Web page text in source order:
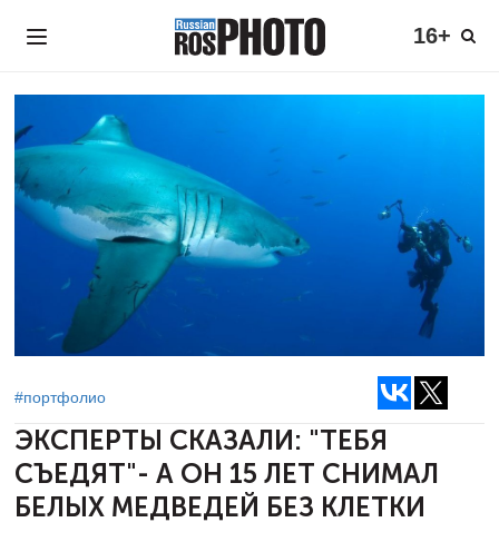
16+
#портфолио
ЭКСПЕРТЫ СКАЗАЛИ: "ТЕБЯ
СЪЕДЯТ"- А ОН 15 ЛЕТ СНИМАЛ
БЕЛЫХ МЕДВЕДЕЙ БЕЗ КЛЕТКИ